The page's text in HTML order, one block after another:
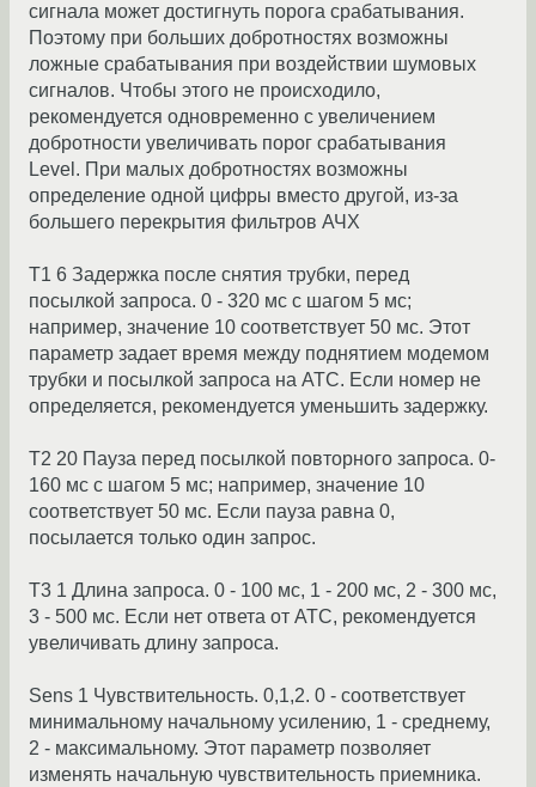
сигнала может достигнуть порога срабатывания.
Поэтому при больших добротностях возможны
ложные срабатывания при воздействии шумовых
сигналов. Чтобы этого не происходило,
рекомендуется одновременно с увеличением
добротности увеличивать порог срабатывания
Level. При малых добротностях возможны
определение одной цифры вместо другой, из-за
большего перекрытия фильтров АЧХ
T1 6 Задержка после снятия трубки, перед
посылкой запроса. 0 - 320 мс с шагом 5 мс;
например, значение 10 соответствует 50 мс. Этот
параметр задает время между поднятием модемом
трубки и посылкой запроса на АТС. Если номер не
определяется, рекомендуется уменьшить задержку.
T2 20 Пауза перед посылкой повторного запроса. 0-
160 мс с шагом 5 мс; например, значение 10
соответствует 50 мс. Если пауза равна 0,
посылается только один запрос.
T3 1 Длина запроса. 0 - 100 мс, 1 - 200 мс, 2 - 300 мс,
3 - 500 мс. Если нет ответа от АТС, рекомендуется
увеличивать длину запроса.
Sens 1 Чувствительность. 0,1,2. 0 - соответствует
минимальному начальному усилению, 1 - среднему,
2 - максимальному. Этот параметр позволяет
изменять начальную чувствительность приемника.